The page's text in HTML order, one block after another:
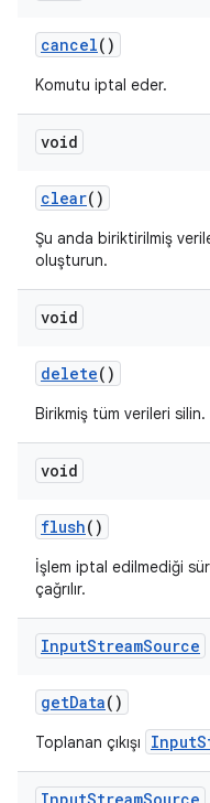
cancel()
Komutu iptal eder.
void
clear()
Şu anda biriktirilmiş
oluşturun.
void
delete()
Birikmiş tüm verileri silin.
void
flush()
İşlem iptal edilmediği
çağrılır.
InputStreamSource
getData()
Toplanan çıkışı